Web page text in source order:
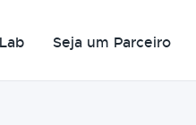
Seja um Parceiro